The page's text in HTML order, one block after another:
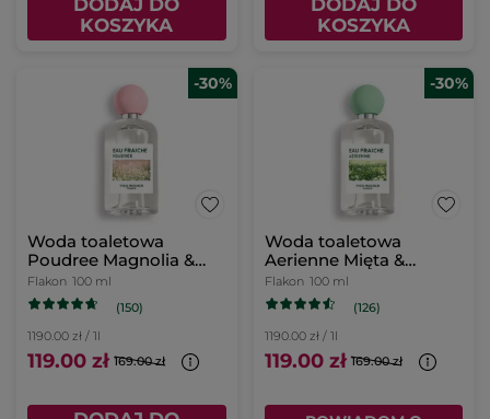
KOSZYKA
KOSZYKA
-30%
Woda toaletowa
Poudree Magnolia &
Bergamotka 100 ml
Flakon 100 ml
(150)
1190.00 zł / 1l
119.00 zł 169.00 zł
-30%
Woda toaletowa
Aerienne Mięta &
Cytron 100 ml
Flakon 100 ml
(126)
1190.00 zł / 1l
119.00 zł 169.00 zł